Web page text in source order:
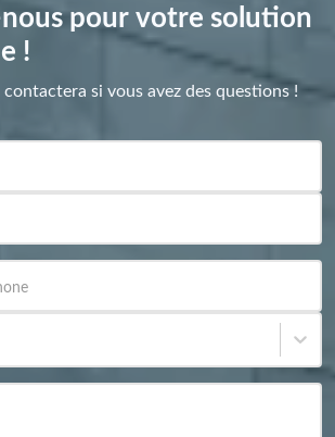
pour votre solution
!
si vous avez des questions !